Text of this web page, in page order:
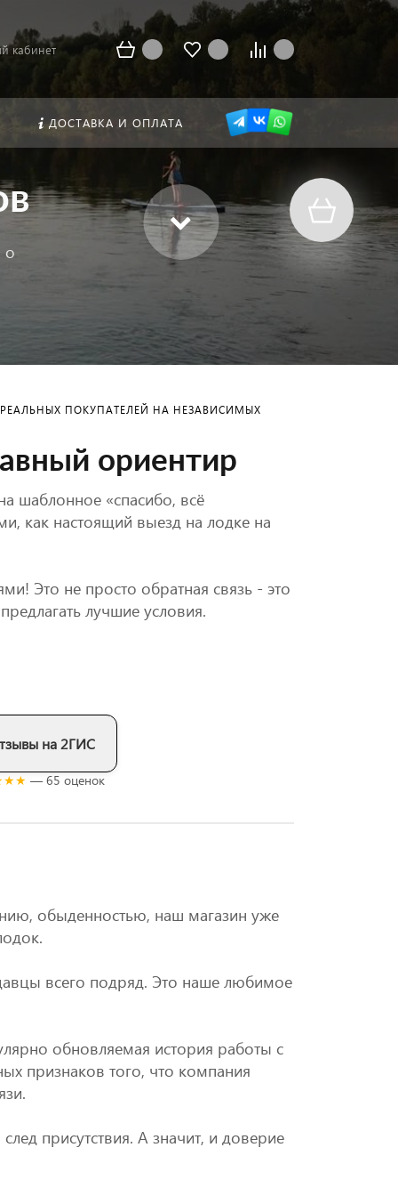
кабинет
ДОСТАВКА И ОПЛАТА
о
ПОКУПАТЕЛЕЙ НА НЕЗАВИСИМЫХ
ориентир
шаблонное «спасибо, всё
как настоящий выезд на лодке на
Это не просто обратная связь - это
лучшие условия.
на 2ГИС
— 65 оценок
обыденностью, наш магазин уже
всего подряд. Это наше любимое
обновляемая история работы с
признаков того, что компания
присутствия. А значит, и доверие